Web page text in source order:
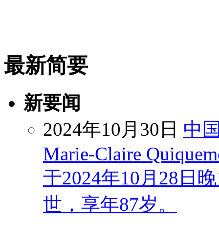
最新简要
新要闻
2024年10月30日 中
Marie-Claire
于2024年10月28日
世，享年87岁。